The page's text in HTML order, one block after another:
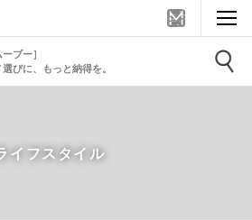
ーブー］
選びに、もっと納得を。
イフスタイル